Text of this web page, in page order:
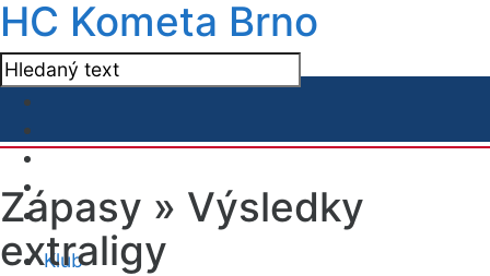
HC Kometa Brno
Klub
Zápasy » Výsledky
extraligy